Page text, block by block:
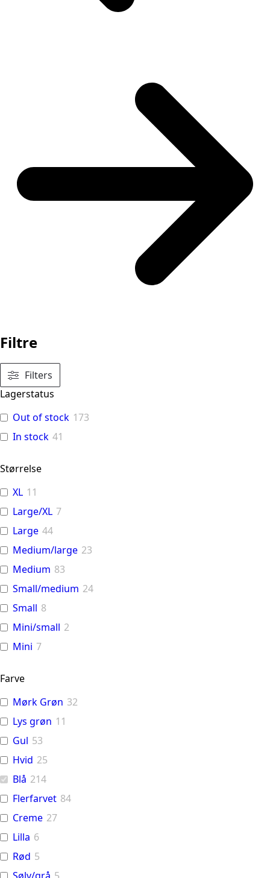
Filtre
Filters
Lagerstatus
Out of stock 173
In stock 41
Størrelse
XL 11
Large/XL 7
Large 44
Medium/large 23
Medium 83
Small/medium 24
Small 8
Mini/small 2
Mini 7
Farve
Mørk Grøn 32
Lys grøn 11
Gul 53
Hvid 25
Blå 214
Flerfarvet 84
Creme 27
Lilla 6
Rød 5